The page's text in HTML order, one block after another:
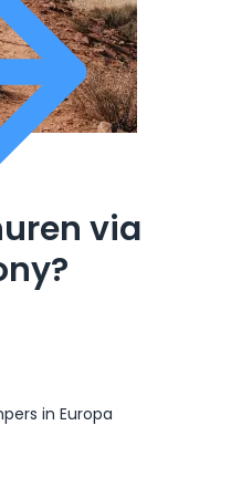
via
in Europa